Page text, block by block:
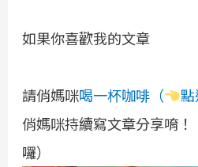
如果你喜歡我的文章
請俏媽咪喝一杯咖啡（ 點
俏媽咪持續寫文章分享唷
囉）